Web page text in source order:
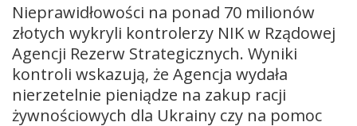
Nieprawidłowości na ponad 70 milionów
złotych wykryli kontrolerzy NIK w Rządowej
Agencji Rezerw Strategicznych. Wyniki
kontroli wskazują, że Agencja wydała
nierzetelnie pieniądze na zakup racji
żywnościowych dla Ukrainy czy na pomoc